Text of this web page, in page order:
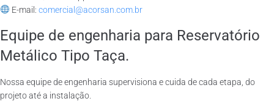
E-mail: comercial@acorsan.com.br
Equipe de engenharia para Reservatório
Metálico Tipo Taça.
Nossa equipe de engenharia supervisiona e cuida de cada etapa, do
projeto até a instalação.